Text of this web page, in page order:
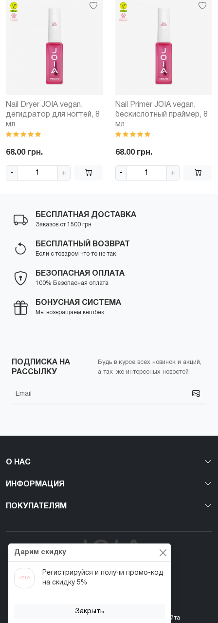
Nail Dryer JOIA vegan,
дегидратор для ногтей, 8
мл
68.00 грн.
- +
Nail Primer JOIA vegan,
бескислотный праймер, 8
мл
68.00 грн.
- +
БЕСПЛАТНАЯ ДОСТАВКА
Заказов от 1500 грн
БЕСПЛАТНЫЙ ВОЗВРАТ
Если с товаром что-то не так
БЕЗОПАСНАЯ ОПЛАТА
100% Безопасная оплата
БОНУСНАЯ СИСТЕМА
Мы возвращаем кешбек
ПОДПИСКА НА
РАССЫЛКУ
Будь в курсе всех новинок и акций,
а так-же интересных новостей
О НАС
ИНФОРМАЦИЯ
ПОКУПАТЕЛЯМ
Первый веган nail-бренд в Украине!
Карта сайта
Дарим скидку
Регистрируйся и получи промо-код
на скидку 5%
Закрыть